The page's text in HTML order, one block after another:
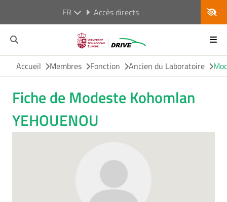
FR Accès directs
Accueil Membres Fonction Ancien du Laboratoire
Fiche de Modeste Kohomlan
YEHOUENOU